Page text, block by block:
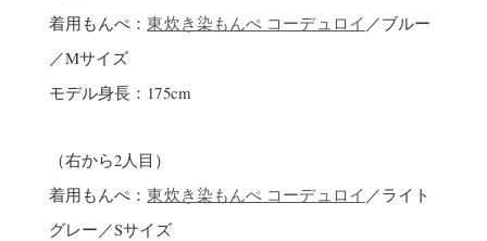
着用もんぺ：東炊き染もんぺ コーデュロイ ／ブルー
／Mサイズ
モデル身長：175cm
（右から2人目）
着用もんぺ：東炊き染もんぺ コーデュロイ ／ライト
グレー／Sサイズ